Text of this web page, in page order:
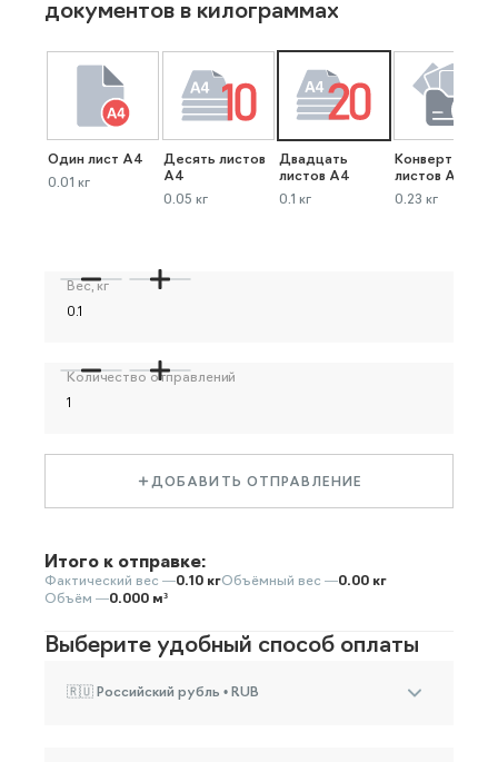
документов в килограммах
Один лист А4
0.01 кг
Десять листов
А4
0.05 кг
Двадцать
листов А4
0.1 кг
Конверт до 40
листов А4
0.23 кг
Вес, кг
Количество отправлений
ДОБАВИТЬ ОТПРАВЛЕНИЕ
Итого к отправке:
Фактический вес —0.10 кгОбъёмный вес —0.00 кг
Объём —0.000 м³
Выберите удобный способ оплаты
🇷🇺 Российский рубль • RUB